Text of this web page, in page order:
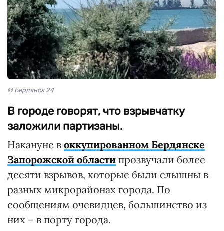
© Бердянск 24
В городе говорят, что взрывчатку
заложили партизаны.
Накануне в оккупированном Бердянске
Запорожской области прозвучали более
десяти взрывов, которые были слышны в
разных микрорайонах города. По
сообщениям очевидцев, большинство из
них – в порту города.